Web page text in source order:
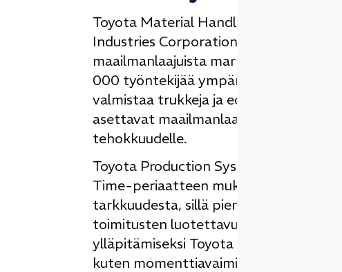
Toyota Material Handling
Industries Corporationia (TICO) –
maailmanlaajuista markkinajohtajaa,
000 työntekijää ympäri maailmaa.
valmistaa trukkeja ja edistyksellisiä
asettavat maailmanlaajuisen
tehokkuudelle.
Toyota Production System (TPS) -
Time-periaatteen mukaisesti jokainen
tarkkuudesta, sillä pienikin
toimitusten luotettavuuteen.
ylläpitämiseksi Toyota Material
kuten momenttiavaimia,